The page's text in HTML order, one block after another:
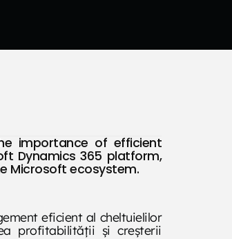
importance of efficient
Dynamics 365 platform,
Microsoft ecosystem.
eficient al cheltuielilor
profitabilității și creșterii